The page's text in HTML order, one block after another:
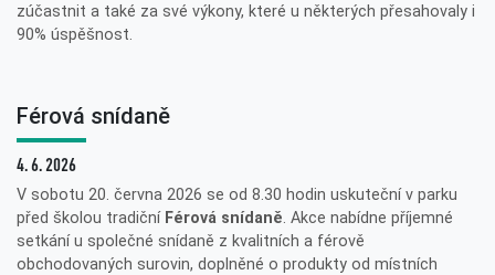
zúčastnit a také za své výkony, které u některých přesahovaly i
90% úspěšnost.
Férová snídaně
4. 6. 2026
V sobotu 20. června 2026 se od 8.30 hodin uskuteční v parku
před školou tradiční Férová snídaně. Akce nabídne příjemné
setkání u společné snídaně z kvalitních a férově
obchodovaných surovin, doplněné o produkty od místních